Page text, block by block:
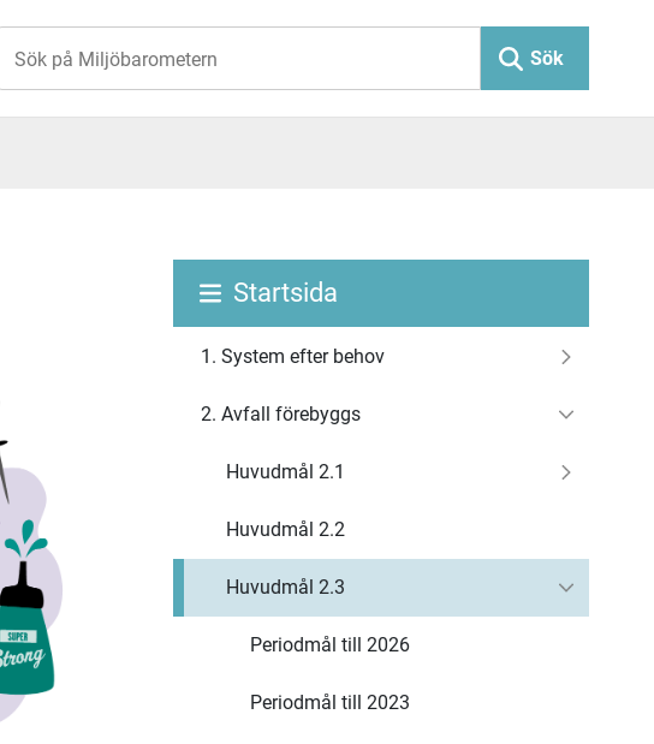
Sök
Startsida
1. System efter behov
2. Avfall förebyggs
Huvudmål 2.1
Huvudmål 2.2
Huvudmål 2.3
Periodmål till 2026
Periodmål till 2023